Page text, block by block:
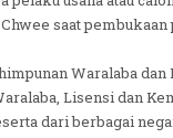
saat
Waralaba
Lisensi dan
dari berbagai